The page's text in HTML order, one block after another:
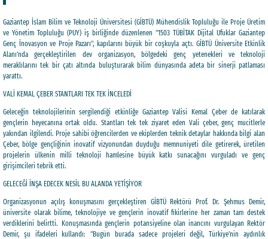
Gaziantep İslam Bilim ve Teknoloji Üniversitesi (GİBTÜ) Mühendislik Topluluğu ile Proje Üretim
ve Yönetim Topluluğu (PUY) iş birliğinde düzenlenen "1503 TÜBİTAK Dijital Ufuklar Gaziantep
Genç İnovasyon ve Proje Pazarı", kapılarını büyük bir coşkuyla açtı. GİBTÜ Üniversite Etkinlik
Alanı'nda gerçekleştirilen dev organizasyon, bölgedeki genç yetenekleri ve teknoloji
meraklılarını tek bir çatı altında buluşturarak bilim dünyasında adeta bir sinerji patlaması
yarattı.
VALİ KEMAL ÇEBER STANTLARI TEK TEK İNCELEDİ
Geleceğin teknolojilerinin sergilendiği etkinliğe Gaziantep Valisi Kemal Çeber de katılarak
gençlerin heyecanına ortak oldu. Stantları tek tek ziyaret eden Vali çeber, genç mucitlerle
yakından ilgilendi. Proje sahibi öğrencilerden ve ekiplerden teknik detaylar hakkında bilgi alan
Çeber, bölge gençliğinin inovatif vizyonundan duyduğu memnuniyeti dile getirerek, üretilen
projelerin ülkenin milli teknoloji hamlesine büyük katkı sunacağını vurguladı ve genç
girişimcileri tebrik etti.
GELECEĞİ İNŞA EDECEK NESİL BU ALANDA YETİŞİYOR
Organizasyonun açılış konuşmasını gerçekleştiren GİBTÜ Rektörü Prof. Dr. Şehmus Demir,
üniversite olarak bilime, teknolojiye ve gençlerin inovatif fikirlerine her zaman tam destek
verdiklerini belirtti. Konuşmasında gençlerin potansiyeline olan inancını vurgulayan Rektör
Demir, şu ifadeleri kullandı: "Bugün burada sadece projeleri değil, Türkiye'nin aydınlık